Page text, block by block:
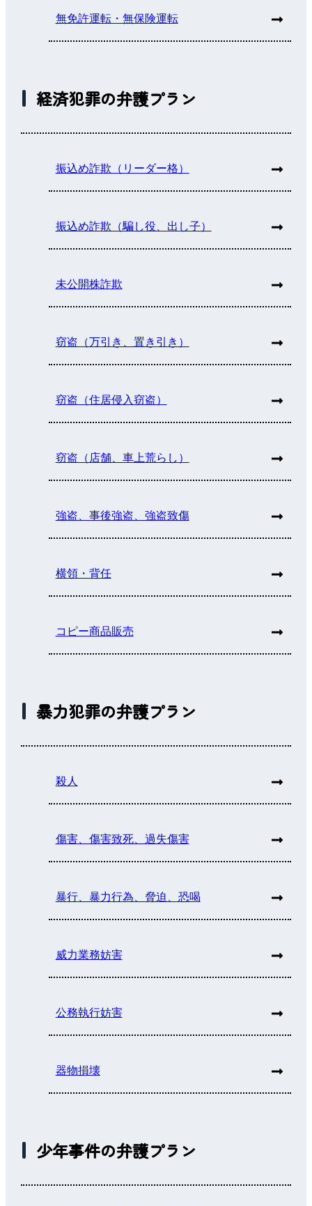
無免許運転・無保険運転
経済犯罪の弁護プラン
振込め詐欺（リーダー格）
振込め詐欺（騙し役、出し子）
未公開株詐欺
窃盗（万引き、置き引き）
窃盗（住居侵入窃盗）
窃盗（店舗、車上荒らし）
強盗、事後強盗、強盗致傷
横領・背任
コピー商品販売
暴力犯罪の弁護プラン
殺人
傷害、傷害致死、過失傷害
暴行、暴力行為、脅迫、恐喝
威力業務妨害
公務執行妨害
器物損壊
少年事件の弁護プラン